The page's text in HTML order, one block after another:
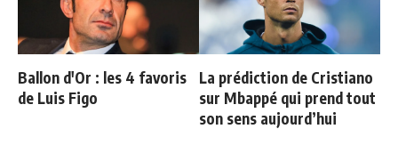
Ballon d'Or : les 4 favoris
de Luis Figo
La prédiction de Cristiano
sur Mbappé qui prend tout
son sens aujourd’hui